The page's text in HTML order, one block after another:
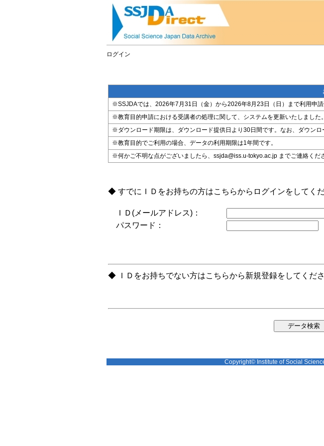
ログイン
※SSJDAでは、2026年7月31日（金）から2026年8月23日（日）まで利用申
※教育目的申請における受講者の処理に関して、システムを更新いたしました
※ダウンロード期限は、ダウンロード提供日より30日間です。なお、ダウンロ
※教育目的でご利用の場合、データの利用期限は1年間です。
※何かご不明な点がございましたら、ssjda@iss.u-tokyo.ac.jp までご連絡くだ
◆ すでにＩＤをお持ちの方はこちらからログインをしてく
ＩＤ(メールアドレス)：
パスワード：
◆ ＩＤをお持ちでない方はこちらから新規登録をしてくだ
Copyright© Institute of Social